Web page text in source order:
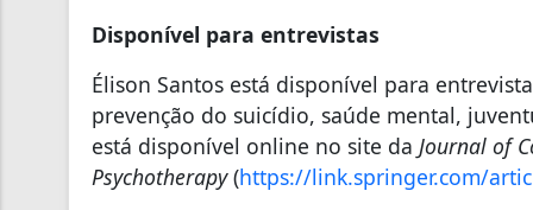
Disponível para entrevistas
Élison Santos está disponível para
prevenção do suicídio, saúde mental,
está disponível online no site da Journal of
Psychotherapy(https://link.springer.com/